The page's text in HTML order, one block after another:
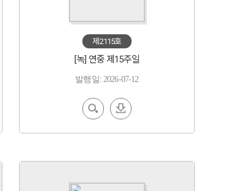
제2115호
[녹] 연중 제15주일
발행일: 2026-07-12
EBoo
k 보기
다운
로드